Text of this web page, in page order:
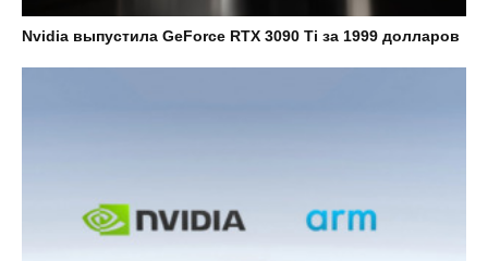
Nvidia выпустила GeForce RTX 3090 Ti за 1999 долларов